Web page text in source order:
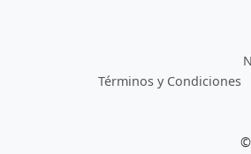
Términos y Condiciones
©